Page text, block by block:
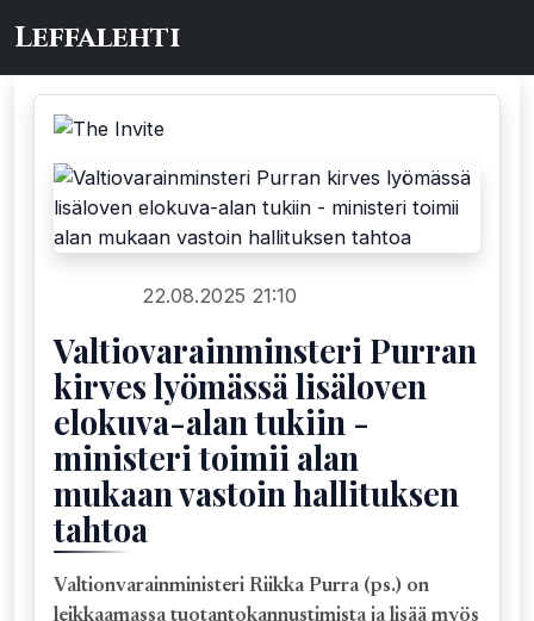
Leffalehti
22.08.2025 21:10
Valtiovarainminsteri Purran
kirves lyömässä lisäloven
elokuva-alan tukiin -
ministeri toimii alan
mukaan vastoin hallituksen
tahtoa
Valtionvarainministeri Riikka Purra (ps.) on
leikkaamassa tuotantokannustimista ja lisää myös